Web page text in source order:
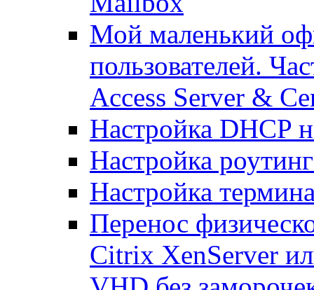
Мой маленький
пользователей.
Access Server &
Настройка DHCP
Настройка
Настройка
Перенос
Citrix XenServer